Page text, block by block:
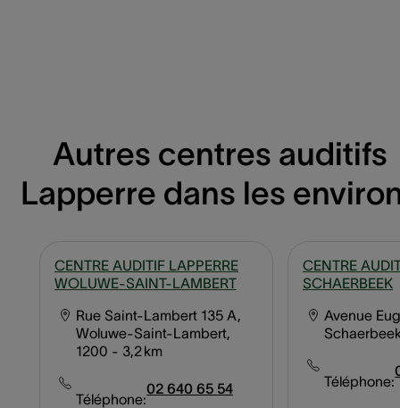
Autres centres auditifs
Lapperre dans les
CENTRE AUDITIF LAPPERRE
WOLUWE-SAINT-LAMBERT
Rue Saint-Lambert 135 A,
Woluwe-Saint-Lambert,
1200 - 3,2 km
Téléphone:
02 640 65 54
CENTRE
SCHAERBEEK
Avenue
Téléphone: